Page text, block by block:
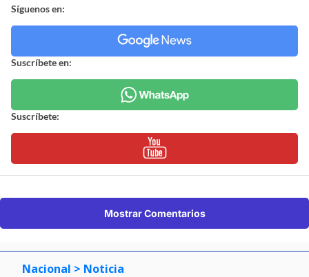
Síguenos en:
Suscríbete en:
Suscríbete:
Mostrar Comentarios
Nacional > Noticia